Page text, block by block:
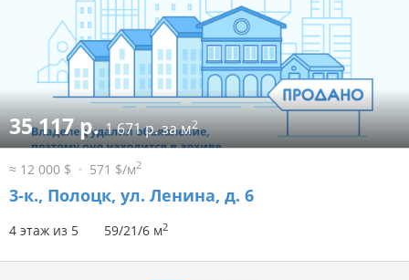
35 117 р.1 671 р. за м2
≈ 12 000 $ 571 $/м2
3-к., Полоцк, ул. Ленина, д. 6
4 этаж из 5 59/21/6 м2